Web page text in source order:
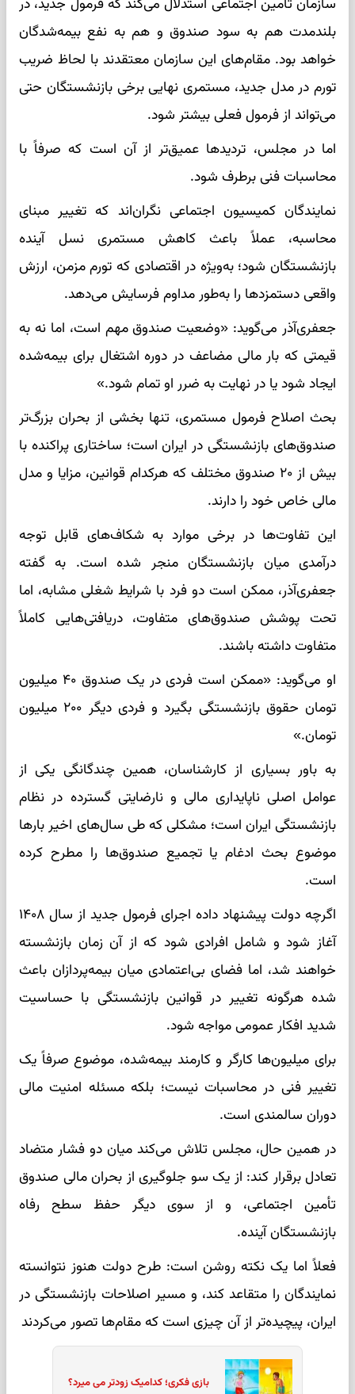
سازمان تأمین اجتماعی استدلال می‌کند که فرمول جدید، در
بلندمدت هم به سود صندوق و هم به نفع بیمه‌شدگان
خواهد بود. مقام‌های این سازمان معتقدند با لحاظ ضریب
تورم در مدل جدید، مستمری نهایی برخی بازنشستگان حتی
می‌تواند از فرمول فعلی بیشتر شود.
اما در مجلس، تردیدها عمیق‌تر از آن است که صرفاً با
محاسبات فنی برطرف شود.
نمایندگان کمیسیون اجتماعی نگران‌اند که تغییر مبنای
محاسبه، عملاً باعث کاهش مستمری نسل آینده
بازنشستگان شود؛ به‌ویژه در اقتصادی که تورم مزمن، ارزش
واقعی دستمزدها را به‌طور مداوم فرسایش می‌دهد.
جعفری‌آذر می‌گوید: «وضعیت صندوق مهم است، اما نه به
قیمتی که بار مالی مضاعف در دوره اشتغال برای بیمه‌شده
ایجاد شود یا در نهایت به ضرر او تمام شود.»
بحث اصلاح فرمول مستمری، تنها بخشی از بحران بزرگ‌تر
صندوق‌های بازنشستگی در ایران است؛ ساختاری پراکنده با
بیش از ۲۰ صندوق مختلف که هرکدام قوانین، مزایا و مدل
مالی خاص خود را دارند.
این تفاوت‌ها در برخی موارد به شکاف‌های قابل توجه
درآمدی میان بازنشستگان منجر شده است. به گفته
جعفری‌آذر، ممکن است دو فرد با شرایط شغلی مشابه، اما
تحت پوشش صندوق‌های متفاوت، دریافتی‌هایی کاملاً
متفاوت داشته باشند.
او می‌گوید: «ممکن است فردی در یک صندوق ۴۰ میلیون
تومان حقوق بازنشستگی بگیرد و فردی دیگر ۲۰۰ میلیون
تومان.»
به باور بسیاری از کارشناسان، همین چندگانگی یکی از
عوامل اصلی ناپایداری مالی و نارضایتی گسترده در نظام
بازنشستگی ایران است؛ مشکلی که طی سال‌های اخیر بارها
موضوع بحث ادغام یا تجمیع صندوق‌ها را مطرح کرده
است.
اگرچه دولت پیشنهاد داده اجرای فرمول جدید از سال ۱۴۰۸
آغاز شود و شامل افرادی شود که از آن زمان بازنشسته
خواهند شد، اما فضای بی‌اعتمادی میان بیمه‌پردازان باعث
شده هرگونه تغییر در قوانین بازنشستگی با حساسیت
شدید افکار عمومی مواجه شود.
برای میلیون‌ها کارگر و کارمند بیمه‌شده، موضوع صرفاً یک
تغییر فنی در محاسبات نیست؛ بلکه مسئله امنیت مالی
دوران سالمندی است.
در همین حال، مجلس تلاش می‌کند میان دو فشار متضاد
تعادل برقرار کند: از یک سو جلوگیری از بحران مالی صندوق
تأمین اجتماعی، و از سوی دیگر حفظ سطح رفاه
بازنشستگان آینده.
فعلاً اما یک نکته روشن است: طرح دولت هنوز نتوانسته
نمایندگان را متقاعد کند، و مسیر اصلاحات بازنشستگی در
ایران، پیچیده‌تر از آن چیزی است که مقام‌ها تصور می‌کردند
بازی فکری؛ کدامیک زودتر می میرد؟